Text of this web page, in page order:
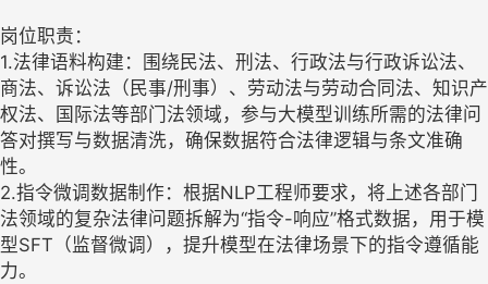
岗位职责：
1.法律语料构建：围绕民法、刑法、行政法与行政诉讼法、
商法、诉讼法（民事/刑事）、劳动法与劳动合同法、知识产
权法、国际法等部门法领域，参与大模型训练所需的法律问
答对撰写与数据清洗，确保数据符合法律逻辑与条文准确
性。
2.指令微调数据制作：根据NLP工程师要求，将上述各部门
法领域的复杂法律问题拆解为“指令-响应”格式数据，用于模
型SFT（监督微调），提升模型在法律场景下的指令遵循能
力。